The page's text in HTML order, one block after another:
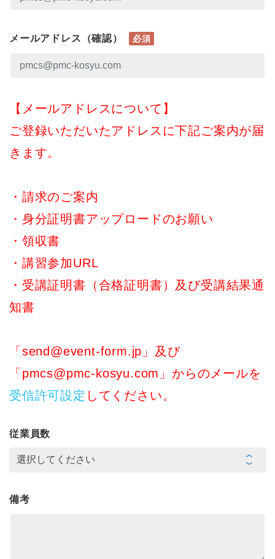
メールアドレス（確認） 必須
【メールアドレスについて】
ご登録いただいたアドレスに下記ご案内が届
きます。
・請求のご案内
・身分証明書アップロードのお願い
・領収書
・講習参加URL
・受講証明書（合格証明書）及び受講結果通
知書
「send@event-form.jp」及び
「pmcs@pmc-kosyu.com」からのメールを
受信許可設定 してください。
従業員数
備考